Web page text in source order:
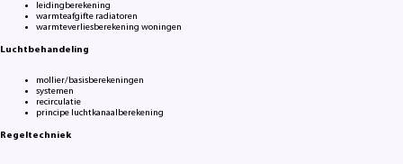
leidingberekening
warmteafgifte radiatoren
warmteverliesberekening woningen
Luchtbehandeling
mollier/basisberekeningen
systemen
recirculatie
principe luchtkanaalberekening
Regeltechniek